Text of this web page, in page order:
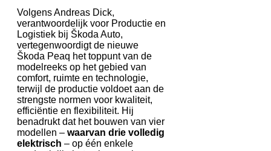
Volgens Andreas Dick,
verantwoordelijk voor Productie en
Logistiek bij Škoda Auto,
vertegenwoordigt de nieuwe
Škoda Peaq het toppunt van de
modelreeks op het gebied van
comfort, ruimte en technologie,
terwijl de productie voldoet aan de
strengste normen voor kwaliteit,
efficiëntie en flexibiliteit. Hij
benadrukt dat het bouwen van vier
modellen – waarvan drie volledig
elektrisch – op één enkele